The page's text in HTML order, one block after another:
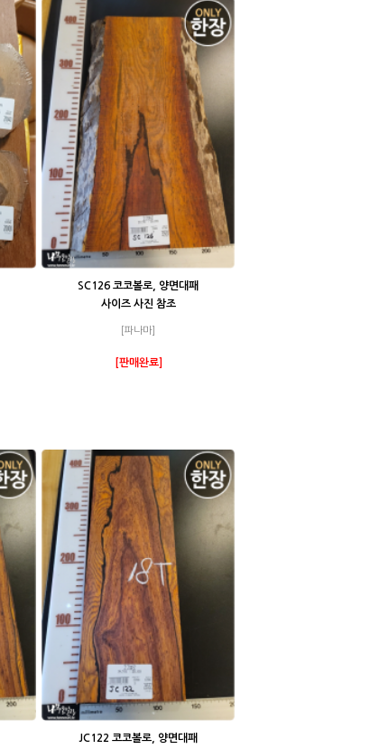
SC126 코코볼로, 양면대패
사이즈 사진 참조
[파나마]
[판매완료]
JC122 코코볼로, 양면대패